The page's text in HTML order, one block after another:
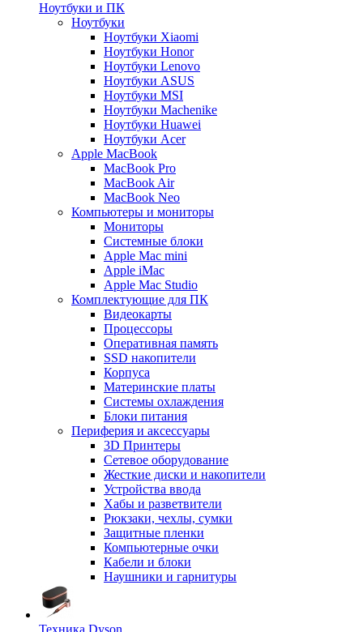
Ноутбуки и ПК
Ноутбуки
Ноутбуки Xiaomi
Ноутбуки Honor
Ноутбуки Lenovo
Ноутбуки ASUS
Ноутбуки MSI
Ноутбуки Machenike
Ноутбуки Huawei
Ноутбуки Acer
Apple MacBook
MacBook Pro
MacBook Air
MacBook Neo
Компьютеры и мониторы
Мониторы
Системные блоки
Apple Mac mini
Apple iMac
Apple Mac Studio
Комплектующие для ПК
Видеокарты
Процессоры
Оперативная память
SSD накопители
Корпуса
Материнские платы
Системы охлаждения
Блоки питания
Периферия и аксессуары
3D Принтеры
Сетевое оборудование
Жесткие диски и накопители
Устройства ввода
Хабы и разветвители
Рюкзаки, чехлы, сумки
Защитные пленки
Компьютерные очки
Кабели и блоки
Наушники и гарнитуры
Техника Dyson